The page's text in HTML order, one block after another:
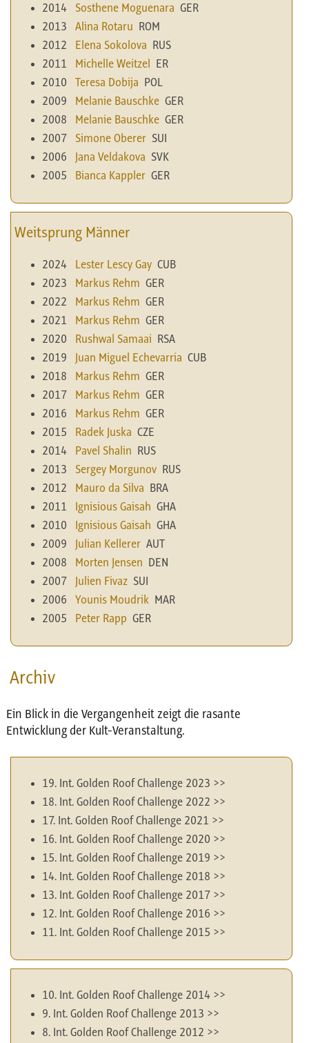
2014
Sosthene Moguenara GER
2013
Alina Rotaru
ROM
2012
Elena Sokolova
RUS
2011
Michelle Weitzel
ER
2010
Teresa Dobija
POL
2009
Melanie Bauschke GER
2008
Melanie Bauschke GER
2007
Simone Oberer SUI
2006
Jana Veldakova SVK
2005
Bianca Kappler GER
Weitsprung Männer
2024 Lester Lescy Gay CUB
2023
Markus Rehm GER
2022
Markus Rehm GER
2021
Markus Rehm GER
2020
Rushwal Samaai
RSA
2019
Juan Miguel Echevarria CUB
2018
Markus Rehm GER
2017
Markus Rehm GER
2016
Markus Rehm GER
2015
Radek Juska CZE
2014
Pavel Shalin
RUS
2013
Sergey Morgunov
RUS
2012
Mauro da Silva
BRA
2011
Ignisious Gaisah GHA
2010
Ignisious Gaisah GHA
2009
Julian Kellerer AUT
2008
Morten Jensen
DEN
2007
Julien Fivaz SUI
2006
Younis Moudrik MAR
2005
Peter Rapp GER
Archiv
Ein Blick in die Vergangenheit zeigt die rasante
Entwicklung der Kult-Veranstaltung.
19. Int. Golden Roof Challenge 2023 >>
18. Int. Golden Roof Challenge 2022 >>
17. Int. Golden Roof Challenge 2021 >>
16. Int. Golden Roof Challenge 2020 >>
15. Int. Golden Roof Challenge 2019 >>
14. Int. Golden Roof Challenge 2018 >>
13. Int. Golden Roof Challenge 2017 >>
12. Int. Golden Roof Challenge 2016 >>
11. Int. Golden Roof Challenge 2015 >>
10. Int. Golden Roof Challenge 2014 >>
9. Int. Golden Roof Challenge 2013 >>
8. Int. Golden Roof Challenge 2012 >>